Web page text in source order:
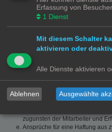
Die Haftung ist gegenüber
grob fahrlässigem Verhalten
Leben, Körper und Gesundheit
Vertragspflichten
typischerweise vorhersehbaren
für mittelbare Folgeschäden wie
Die Haftung ist gegenüber
Leben, Körper und Gesundheit
nach auf die vertragstypischen
auch für mittelbare Schäden,
zugunsten der Mitarbeiter und
Ansprüche für eine Haftung aus
Erfassung von
1 Dienst
Mit diesem Schalter
aktivieren oder
Alle Dienste aktivieren
Ablehnen Ausgewählte